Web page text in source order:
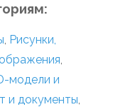
, Рисунки,
,
модели и
и документы,